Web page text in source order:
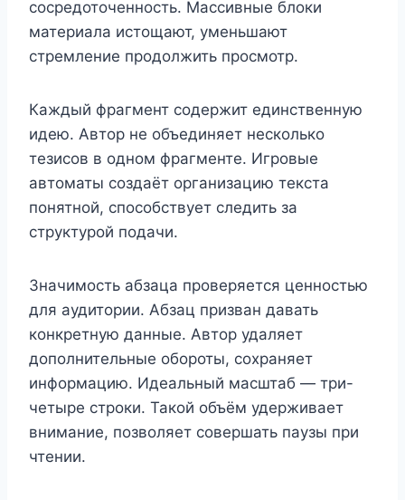
сосредоточенность. Массивные блоки
материала истощают, уменьшают
стремление продолжить просмотр.
Каждый фрагмент содержит единственную
идею. Автор не объединяет несколько
тезисов в одном фрагменте. Игровые
автоматы создаёт организацию текста
понятной, способствует следить за
структурой подачи.
Значимость абзаца проверяется ценностью
для аудитории. Абзац призван давать
конкретную данные. Автор удаляет
дополнительные обороты, сохраняет
информацию. Идеальный масштаб — три-
четыре строки. Такой объём удерживает
внимание, позволяет совершать паузы при
чтении.